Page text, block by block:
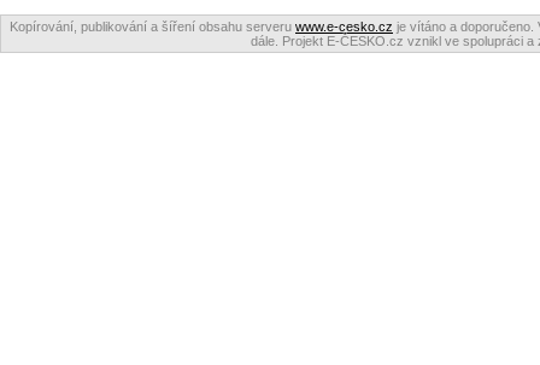
Kopírování, publikování a šíření obsahu serveru www.e-cesko.cz je vítáno a doporučeno.
dále. Projekt E-ČESKO.cz vznikl ve spolupráci